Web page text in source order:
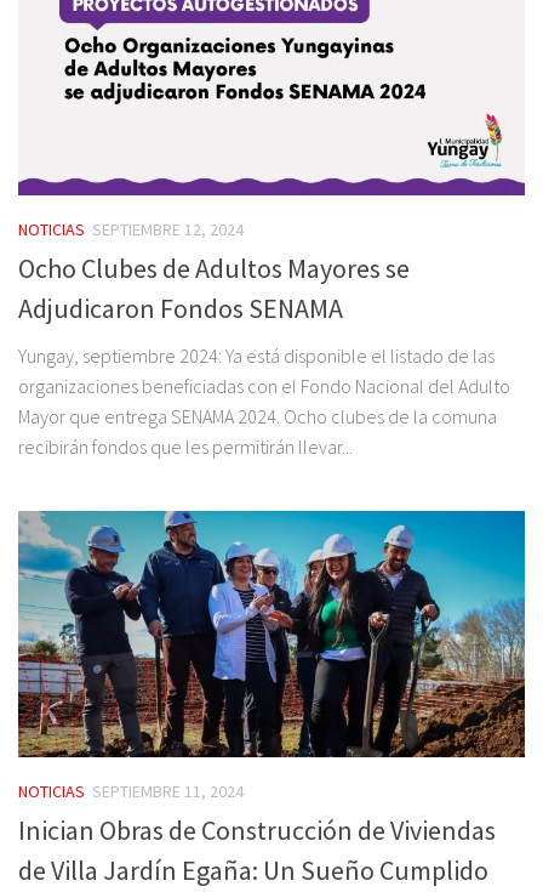
NOTICIAS SEPTIEMBRE 12, 2024
Ocho Clubes de Adultos Mayores se
Adjudicaron Fondos SENAMA
Yungay, septiembre 2024: Ya está disponible el listado de las
organizaciones beneficiadas con el Fondo Nacional del Adulto
Mayor que entrega SENAMA 2024. Ocho clubes de la comuna
recibirán fondos que les permitirán llevar...
NOTICIAS SEPTIEMBRE 11, 2024
Inician Obras de Construcción de Viviendas
de Villa Jardín Egaña: Un Sueño Cumplido